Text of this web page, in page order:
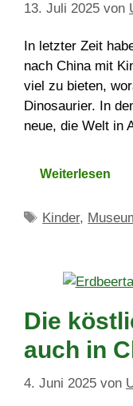
13. Juli 2025 von
In letzter Zeit
nach China mit
viel zu bieten,
Dinosaurier. In
neue, die Welt in
Weiterlesen
Schlagwörter
Kinder,
Die
auch in
4. Juni 2025 von